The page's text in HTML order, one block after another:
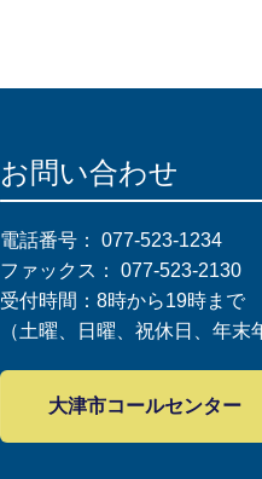
お問い合わせ
電話番号： 077-523-1234
ファックス： 077-523-2130
受付時間：8時から19時まで
（土曜、日曜、祝休日、年末
大津市コールセンター